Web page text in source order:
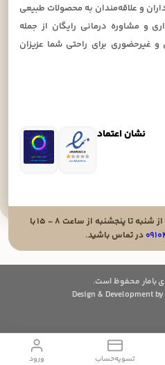
نشان اعتماد
و علاقه‌مندان به محصولات طبیعی
و مشاوره درمانی رایگان از جمله
برای راحتی شما عزیزان
برای پیگیری سفارشات می‌توانید از شنبه تا پنجشنبه از ساعت ۸ - ۱۵ با
در تماس باشید.
تسویه‌حساب ورود
بامار محفوظ است.